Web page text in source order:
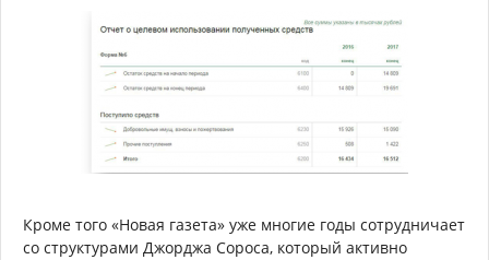
Кроме того «Новая газета» уже многие годы сотрудничает
со структурами Джорджа Сороса, который активно